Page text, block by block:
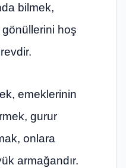
bilmek,
gönüllerini hoş
emeklerinin
gurur
onlara
armağandır.